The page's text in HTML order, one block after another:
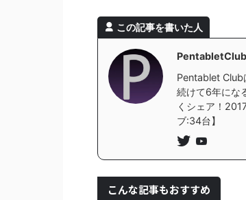
この記事を書いた人
PentabletClub
Pentablet Club
続けて6年にな
くシェア！
ブ:34台】
こんな記事もおすすめ